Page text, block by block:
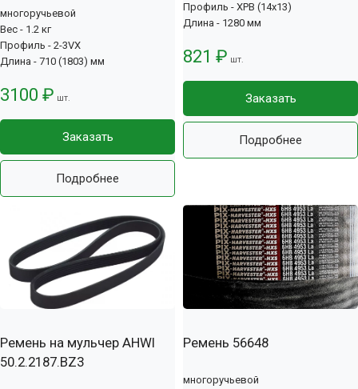
многоручьевой
Вес - 1.2 кг
Профиль - 2-3VX
Длина - 710 (1803) мм
3100 ₽ шт.
Заказать
Подробнее
Профиль - XPB (14x13)
Длина - 1280 мм
821 ₽ шт.
Заказать
Подробнее
Ремень на мульчер AHWI
50.2.2187.BZ3
Ремень 56648
многоручьевой